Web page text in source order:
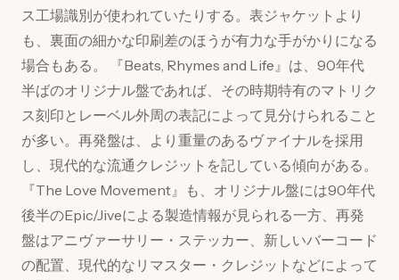
ス工場識別が使われていたりする。表ジャケットより
も、裏面の細かな印刷差のほうが有力な手がかりになる
場合もある。 『Beats, Rhymes and Life』は、90年代
半ばのオリジナル盤であれば、その時期特有のマトリク
ス刻印とレーベル外周の表記によって見分けられること
が多い。再発盤は、より重量のあるヴァイナルを採用
し、現代的な流通クレジットを記している傾向がある。
『The Love Movement』も、オリジナル盤には90年代
後半のEpic/Jiveによる製造情報が見られる一方、再発
盤はアニヴァーサリー・ステッカー、新しいバーコード
の配置、現代的なリマスター・クレジットなどによって